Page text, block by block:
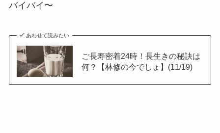
バイバイ〜
あわせて読みたい
ご長寿密着24時！長生きの秘訣は
何？【林修の今でしょ】(11/19)